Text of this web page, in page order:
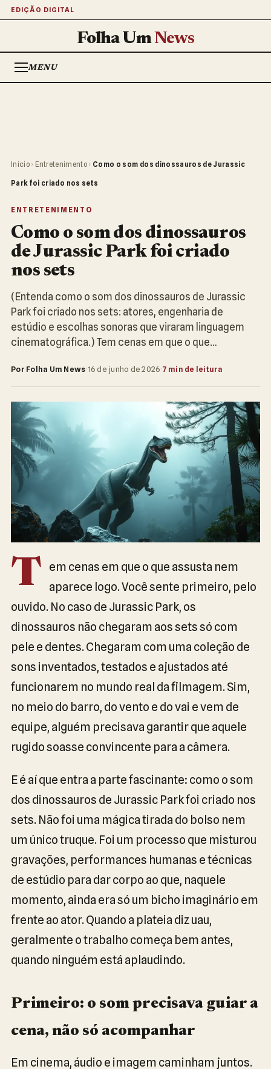
EDIÇÃO DIGITAL
Folha UmNews
MENU
Início › Entretenimento › Como o som dos dinossauros de Jurassic
Park foi criado nos sets
ENTRETENIMENTO
Como o som dos dinossauros
de Jurassic Park foi criado
nos sets
(Entenda como o som dos dinossauros de Jurassic
Park foi criado nos sets: atores, engenharia de
estúdio e escolhas sonoras que viraram linguagem
cinematográfica.) Tem cenas em que o que…
Por Folha Um News· 16 de junho de 2026·7 min de leitura
T
em cenas em que o que assusta nem
aparece logo. Você sente primeiro, pelo
ouvido. No caso de Jurassic Park, os
dinossauros não chegaram aos sets só com
pele e dentes. Chegaram com uma coleção de
sons inventados, testados e ajustados até
funcionarem no mundo real da filmagem. Sim,
no meio do barro, do vento e do vai e vem de
equipe, alguém precisava garantir que aquele
rugido soasse convincente para a câmera.
E é aí que entra a parte fascinante: como o som
dos dinossauros de Jurassic Park foi criado nos
sets. Não foi uma mágica tirada do bolso nem
um único truque. Foi um processo que misturou
gravações, performances humanas e técnicas
de estúdio para dar corpo ao que, naquele
momento, ainda era só um bicho imaginário em
frente ao ator. Quando a plateia diz uau,
geralmente o trabalho começa bem antes,
quando ninguém está aplaudindo.
Primeiro: o som precisava guiar a
cena, não só acompanhar
Em cinema, áudio e imagem caminham juntos.